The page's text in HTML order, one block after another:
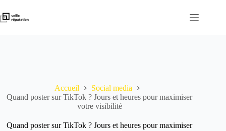
au
contenu
Accueil
Social media
Quand poster sur TikTok ? Jours et heures pour maximiser
votre visibilité
Quand poster sur TikTok ? Jours et heures pour maximiser